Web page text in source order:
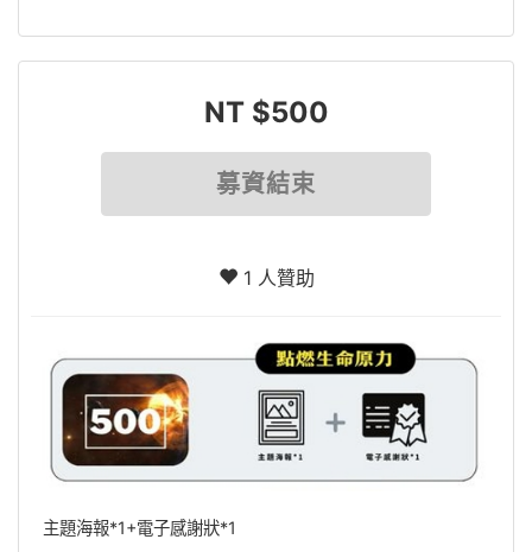
NT $500
募資結束
1 人贊助
主題海報*1+電子感謝狀*1